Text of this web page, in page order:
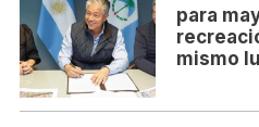
para
mismo